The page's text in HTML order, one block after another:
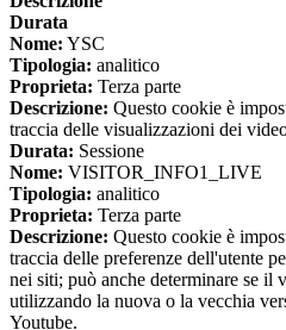
Durata
Nome: YSC
Tipologia: analitico
Proprieta: Terza parte
Descrizione: Questo cookie è
traccia delle visualizzazioni dei
Durata: Sessione
Nome: VISITOR_INFO1_LIVE
Tipologia: analitico
Proprieta: Terza parte
Descrizione: Questo cookie è
traccia delle preferenze dell'utente
nei siti; può anche determinare se il
utilizzando la nuova o la vecchia
Youtube.